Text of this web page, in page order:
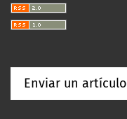
Enviar un artículo